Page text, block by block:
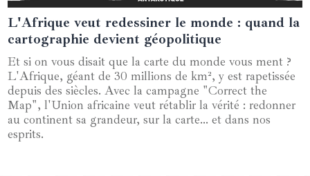
18 août 2025
L'Afrique veut redessiner le monde : quand la
cartographie devient géopolitique
Et si on vous disait que la carte du monde vous ment ?
L'Afrique, géant de 30 millions de km², y est rapetissée
depuis des siècles. Avec la campagne "Correct the
Map", l'Union africaine veut rétablir la vérité : redonner
au continent sa grandeur, sur la carte… et dans nos
esprits.